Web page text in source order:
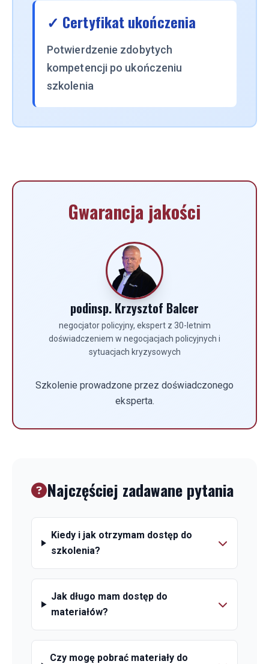
✓ Certyfikat ukończenia
Potwierdzenie zdobytych
kompetencji po ukończeniu
szkolenia
Gwarancja jakości
podinsp. Krzysztof Balcer
negocjator policyjny, ekspert z 30-letnim
doświadczeniem w negocjacjach policyjnych i
sytuacjach kryzysowych
Szkolenie prowadzone przez doświadczonego
eksperta.
Najczęściej zadawane pytania
Kiedy i jak otrzymam dostęp do
szkolenia?
Jak długo mam dostęp do
materiałów?
Czy mogę pobrać materiały do